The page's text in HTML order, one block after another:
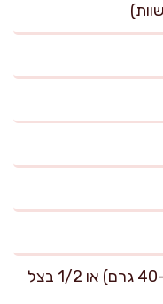
1 בצל שאלוט קטן קצוץ דק (כ-40 גרם) או 1/2 בצל